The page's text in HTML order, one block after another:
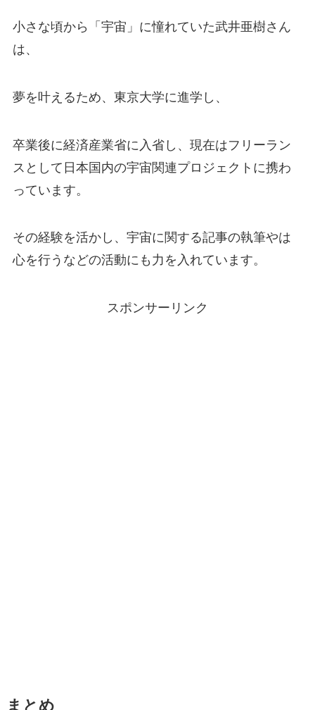
小さな頃から「宇宙」に憧れていた武井亜樹さん
は、
夢を叶えるため、東京大学に進学し、
卒業後に経済産業省に入省し、現在はフリーラン
スとして日本国内の宇宙関連プロジェクトに携わ
っています。
その経験を活かし、宇宙に関する記事の執筆やは
心を行うなどの活動にも力を入れています。
スポンサーリンク
まとめ